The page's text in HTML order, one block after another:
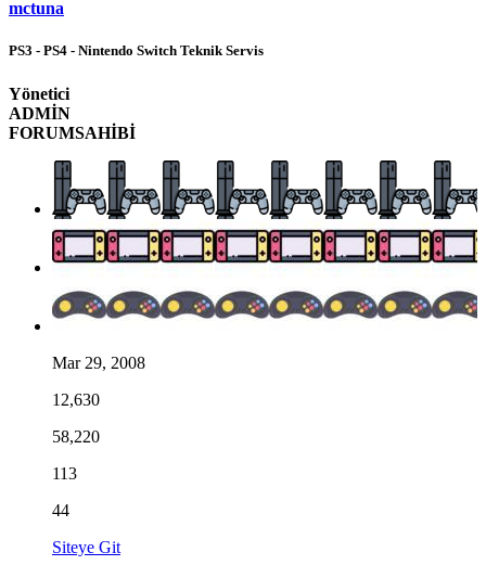
mctuna
PS3 - PS4 - Nintendo Switch Teknik Servis
Yönetici
ADMİN
FORUMSAHİBİ
Mar 29, 2008
12,630
58,220
113
44
Siteye Git